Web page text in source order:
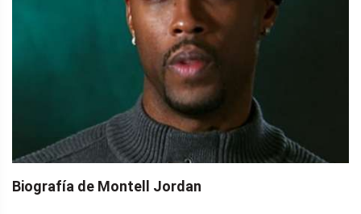
Biografía de Montell Jordan